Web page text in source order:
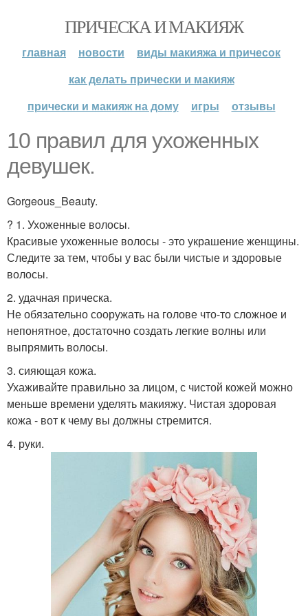
ПРИЧЕСКА И МАКИЯЖ
главная новости
виды макияжа и причесок
как делать прически и макияж
прически и макияж на дому
игры отзывы
10 правил для ухоженных
девушек.
Gorgeous_Beauty.
? 1. Ухоженные волосы.
Красивые ухоженные волосы - это украшение женщины.
Следите за тем, чтобы у вас были чистые и здоровые
волосы.
2. удачная прическа.
Не обязательно сооружать на голове что-то сложное и
непонятное, достаточно создать легкие волны или
выпрямить волосы.
3. сияющая кожа.
Ухаживайте правильно за лицом, с чистой кожей можно
меньше времени уделять макияжу. Чистая здоровая
кожа - вот к чему вы должны стремится.
4. руки.